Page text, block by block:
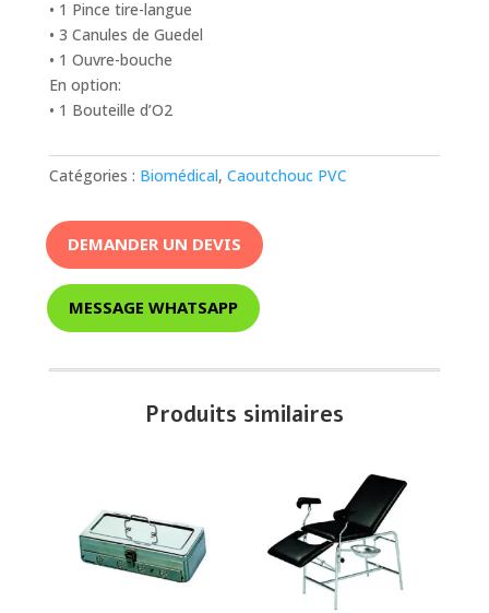
• 1 Pince tire-langue
• 3 Canules de Guedel
• 1 Ouvre-bouche
En option:
• 1 Bouteille d’O2
Catégories : Biomédical, Caoutchouc PVC
DEMANDER UN DEVIS
MESSAGE WHATSAPP
Produits similaires